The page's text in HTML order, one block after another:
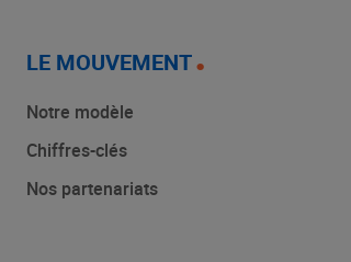
LE MOUVEMENT
Notre modèle
Chiffres-clés
Nos partenariats